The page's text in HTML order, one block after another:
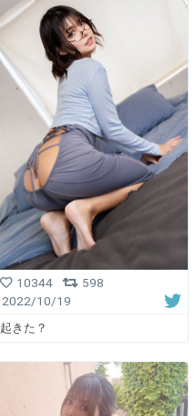
10344
598
2022/10/19
起きた？